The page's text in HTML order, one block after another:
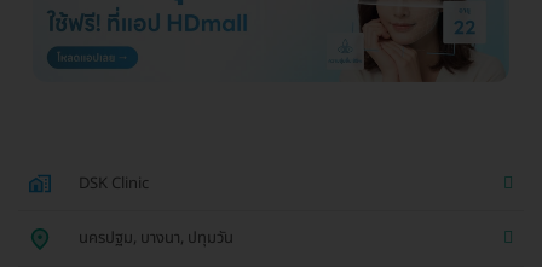
DSK Clinic
นครปฐม, บางนา, ปทุมวัน